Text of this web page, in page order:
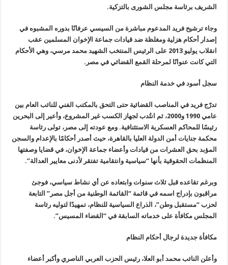
الشريف برئاسة مجلس الشورى بالتزكية.
وجاء ترشيح فريد المدعوم مباشرة من السيسي عرفانًا بدوره المشبوه في
إصدار أحكام هزلية ومغلظة ضد قيادات جماعة الإخوان المسلمين عقب
انقلاب يوليو 2013 على الرئيس المنتخب الشهيد محمد مرسي، وهي الأحكام
التي كانت عنوانًا لمرحلة القمع القضائي في مصر.
سجل أسود في خدمة النظام
تدرّج فريد في المناصب القضائية حتى التحق بالمكتب الفني للنائب العام بين
عامي 1990 و2000، ثم انتُدب لجهاز الكسب غير المشروع، وأعير إلى البحرين
رئيسًا للمحاكم العسكرية الاستئنافية. ومع عودته إلى مصر، تولى رئاسة
محكمة جنايات أمن الدولة العليا بالقاهرة، حيث أصدر أحكامًا بالإعدام والسجن
المؤبد بحق العشرات من قيادات وأعضاء جماعة الإخوان، في قضايا وصفتها
المنظمات الحقوقية بأنها “سياسية وانتقامية تفتقر لأدنى معايير العدالة”.
وبرغم تقاعده قبل ثلاث سنوات وابتعاده عن أي نشاط سياسي، فوجئ
مراقبون بإدراج اسمه في قائمة “القائمة الوطنية من أجل مصر” التابعة
لحزب “مستقبل وطن”، الذراع السياسية للنظام، تمهيدًا لتوليه رئاسة
المجلس مكافأة على خدماته السابقة في “القضاء المسيس”.
مكافأة جديدة لرجال أحكام النظام
وأعلن النائب محمد أبو العلا، رئيس الحزب العربي الناصري وأكبر أعضاء